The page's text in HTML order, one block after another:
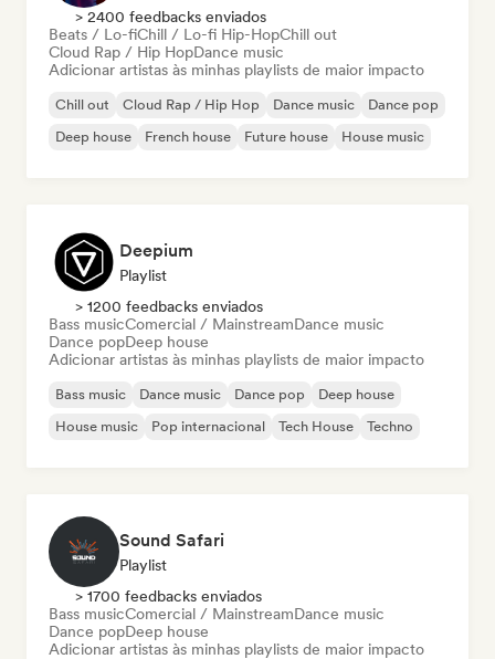
> 2400 feedbacks enviados
Beats / Lo-fiChill / Lo-fi Hip-HopChill out
Cloud Rap / Hip HopDance music
Adicionar artistas às minhas playlists de maior impacto
Chill out Cloud Rap / Hip Hop Dance music
Dance pop
Deep house
French house Future house House music
Deepium
Playlist
> 1200 feedbacks enviados
Bass musicComercial / MainstreamDance music
Dance popDeep house
Adicionar artistas às minhas playlists de maior impacto
Bass music Dance music Dance pop
Deep house
House music
Pop internacional Tech House Techno
Sound Safari
Playlist
> 1700 feedbacks enviados
Bass musicComercial / MainstreamDance music
Dance popDeep house
Adicionar artistas às minhas playlists de maior impacto